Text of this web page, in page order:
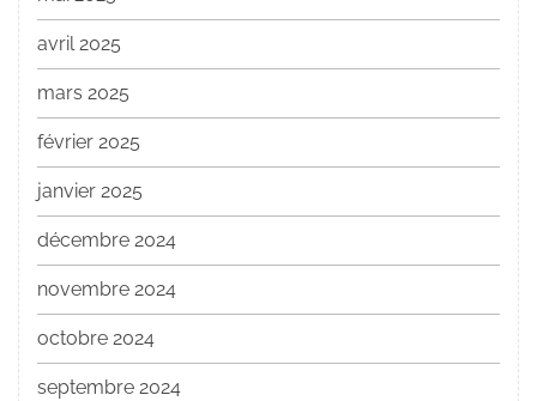
avril 2025
mars 2025
février 2025
janvier 2025
décembre 2024
novembre 2024
octobre 2024
septembre 2024